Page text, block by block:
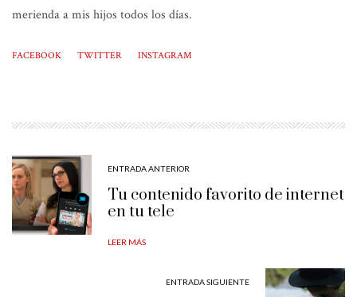
merienda a mis hijos todos los días.
FACEBOOK TWITTER INSTAGRAM
ENTRADA ANTERIOR
Tu contenido favorito de internet
en tu tele
LEER MÁS
ENTRADA SIGUIENTE